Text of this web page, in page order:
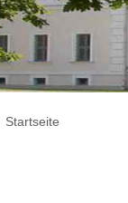
Startseite